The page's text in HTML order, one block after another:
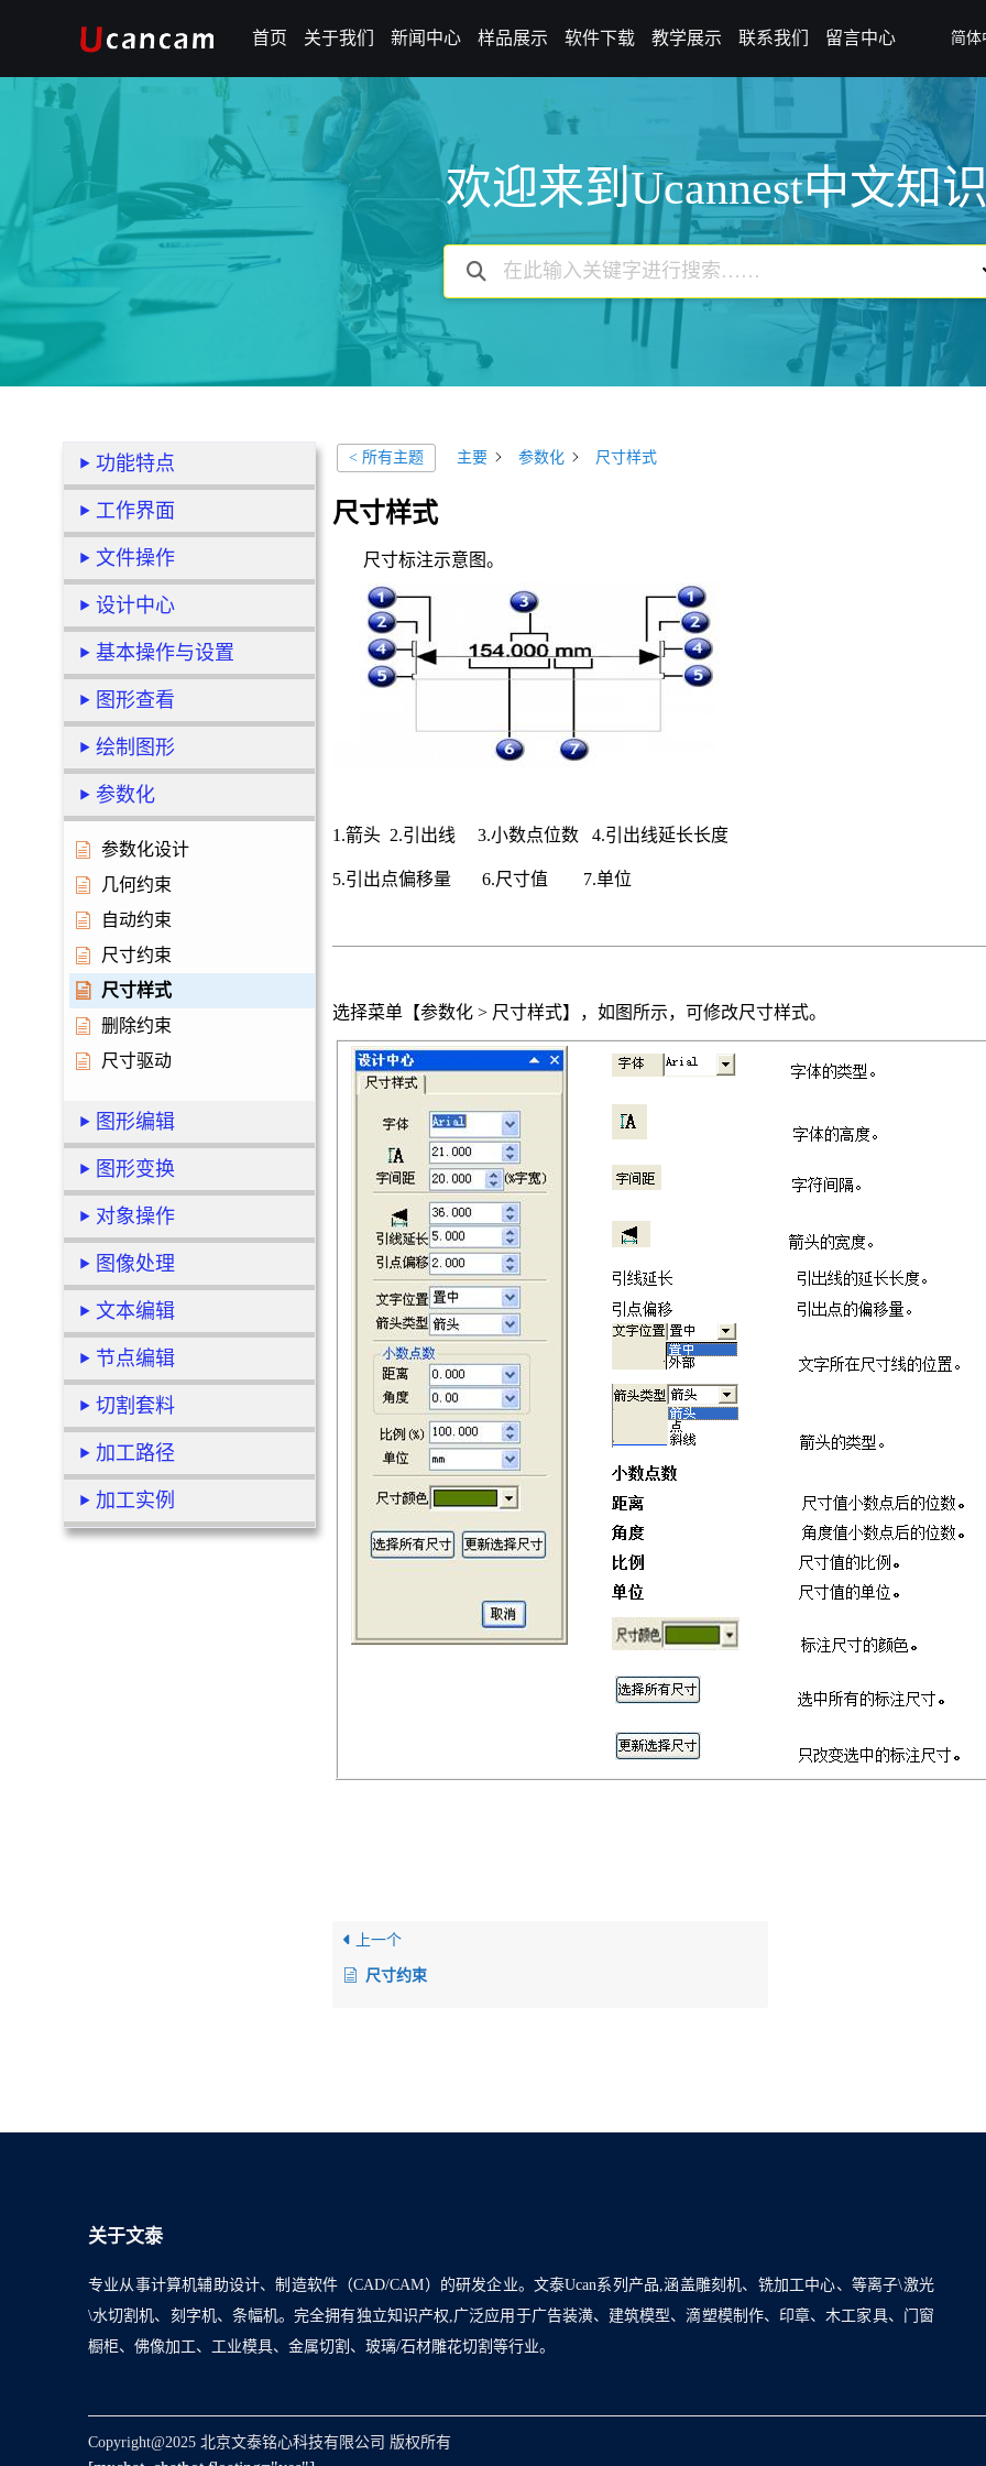
首页 关于我们 新闻中心 样品展示 软件下载 教学展示 联系我们 留言中心 简体
欢迎来到Ucannest中文知
功能特点
工作界面
文件操作
设计中心
基本操作与设置
图形查看
绘制图形
参数化
参数化设计
几何约束
自动约束
尺寸约束
尺寸样式
删除约束
尺寸驱动
图形编辑
图形变换
对象操作
图像处理
文本编辑
节点编辑
切割套料
加工路径
加工实例
< 所有主题 主要 参数化 尺寸样式
尺寸样式
尺寸标注示意图。
1.箭头 2.引出线 3.小数点位数 4.引出线延长长度
5.引出点偏移量 6.尺寸值 7.单位
选择菜单【参数化 > 尺寸样式】，如图所示，可修改尺寸样式。
上一个
尺寸约束
关于文泰
专业从事计算机辅助设计、制造软件（CAD/CAM）的研发企业。文泰Ucan系列产品,涵盖雕刻机、铣加工中心、等离子\激光
\水切割机、刻字机、条幅机。完全拥有独立知识产权,广泛应用于广告装潢、建筑模型、滴塑模制作、印章、木工家具、门窗
橱柜、佛像加工、工业模具、金属切割、玻璃/石材雕花切割等行业。
Copyright@2025 北京文泰铭心科技有限公司 版权所有